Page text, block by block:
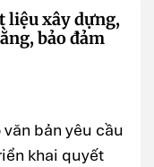
liệu xây dựng,
bảo đảm
văn bản yêu cầu
khai quyết